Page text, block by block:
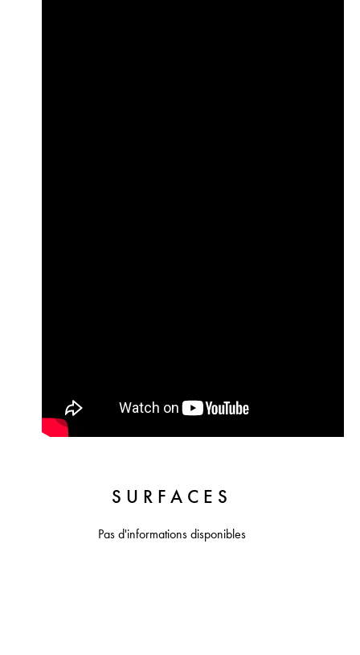
SURFACES
Pas d'informations disponibles